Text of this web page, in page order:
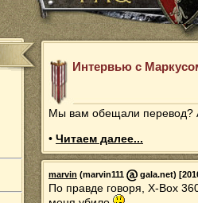
Интервью с
Мы вам обещали перевод?
• Читаем далее...
marvin (marvin111 gala.net)
По правде говоря, X-Box